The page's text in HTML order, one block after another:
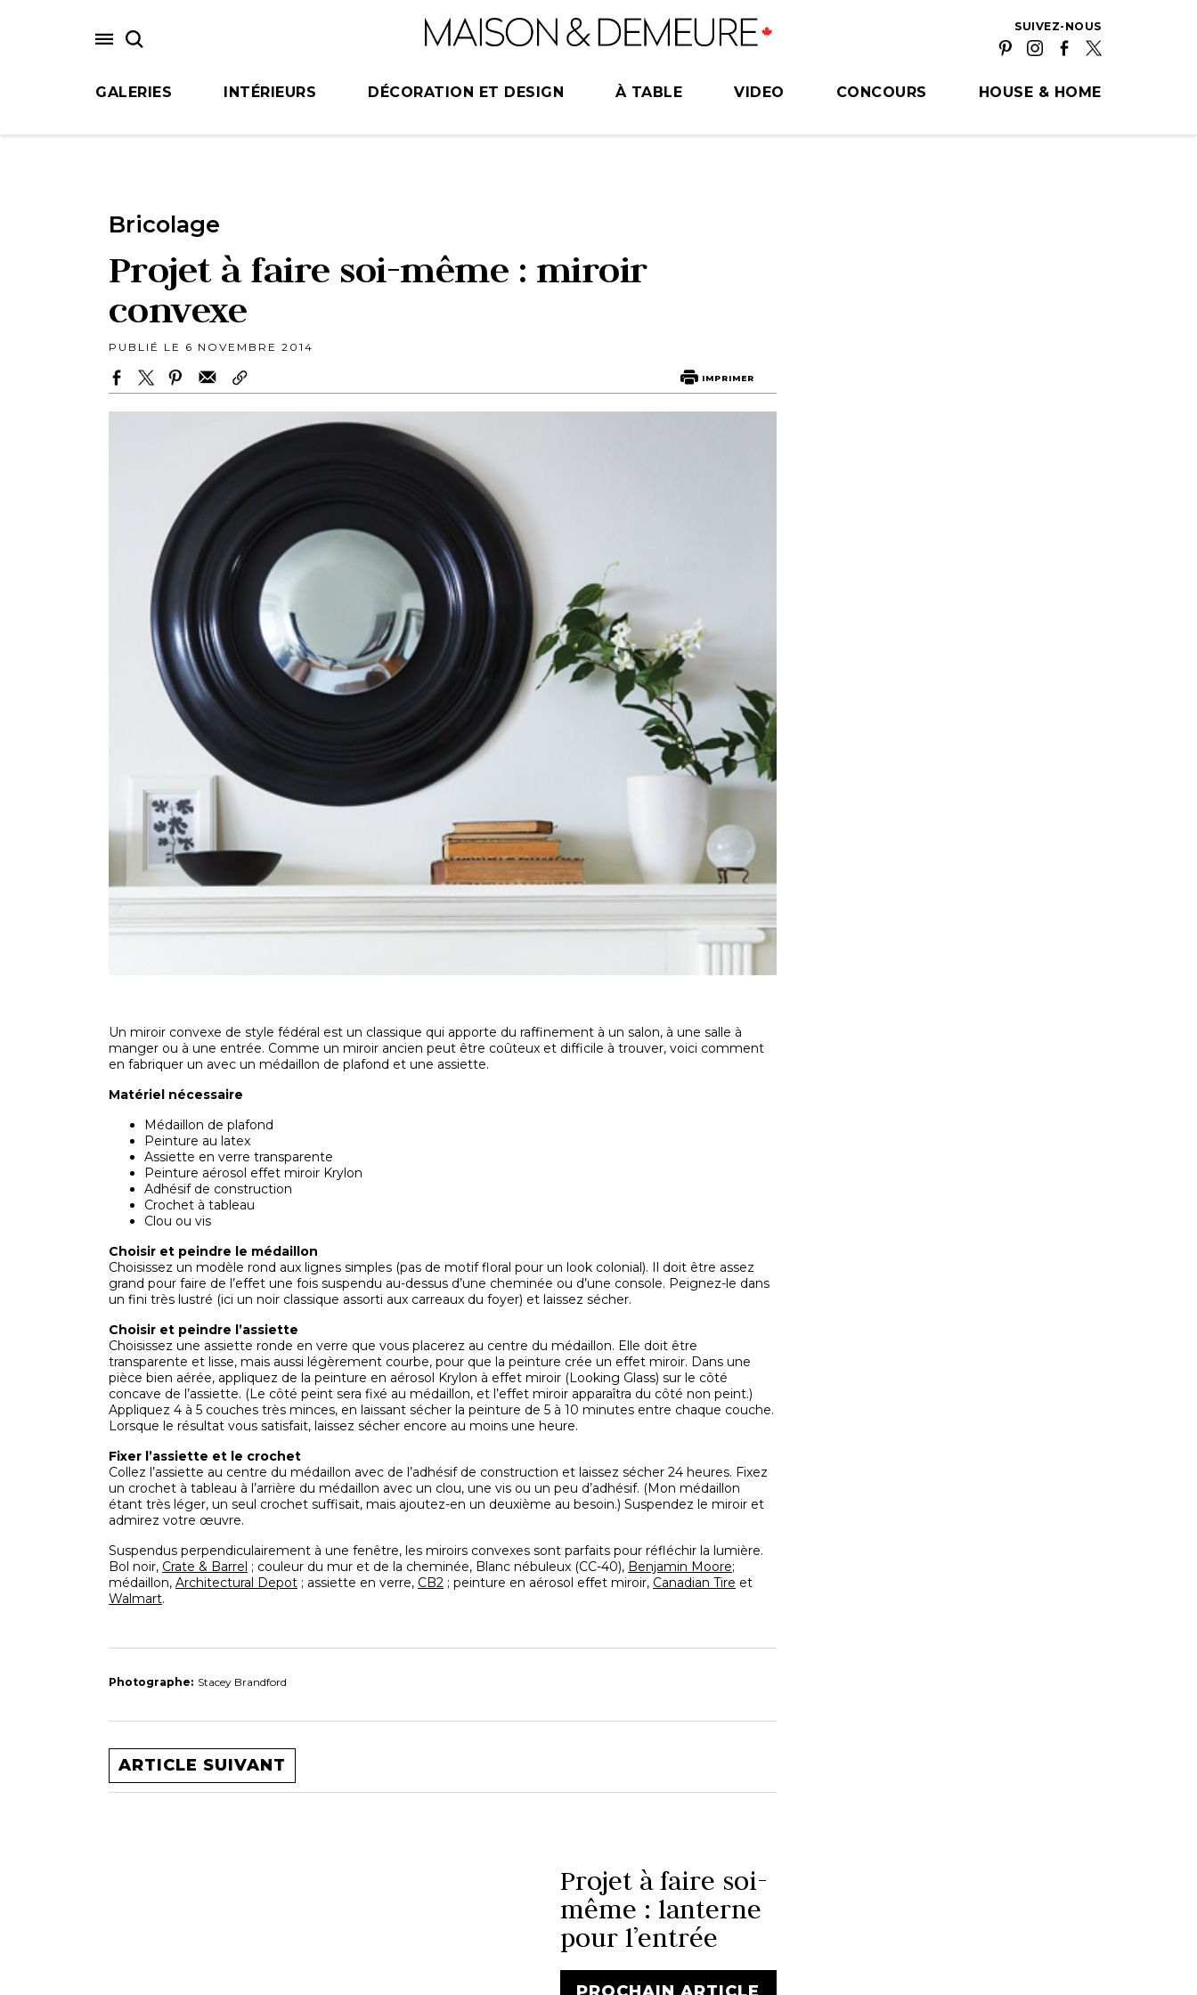
SUIVEZ-NOUS
GALERIES INTÉRIEURS DÉCORATION ET DESIGN À TABLE VIDEO CONCOURS HOUSE & HOME
Bricolage
Projet à faire soi-même : miroir
convexe
PUBLIÉ LE 6 NOVEMBRE 2014
IMPRIMER
Un miroir convexe de style fédéral est un classique qui apporte du raffinement à un salon, à une salle à
manger ou à une entrée. Comme un miroir ancien peut être coûteux et difficile à trouver, voici comment
en fabriquer un avec un médaillon de plafond et une assiette.
Matériel nécessaire
Médaillon de plafond
Peinture au latex
Assiette en verre transparente
Peinture aérosol effet miroir Krylon
Adhésif de construction
Crochet à tableau
Clou ou vis
Choisir et peindre le médaillon
Choisissez un modèle rond aux lignes simples (pas de motif floral pour un look colonial). Il doit être assez
grand pour faire de l’effet une fois suspendu au-dessus d’une cheminée ou d’une console. Peignez-le dans
un fini très lustré (ici un noir classique assorti aux carreaux du foyer) et laissez sécher.
Choisir et peindre l’assiette
Choisissez une assiette ronde en verre que vous placerez au centre du médaillon. Elle doit être
transparente et lisse, mais aussi légèrement courbe, pour que la peinture crée un effet miroir. Dans une
pièce bien aérée, appliquez de la peinture en aérosol Krylon à effet miroir (Looking Glass) sur le côté
concave de l’assiette. (Le côté peint sera fixé au médaillon, et l’effet miroir apparaîtra du côté non peint.)
Appliquez 4 à 5 couches très minces, en laissant sécher la peinture de 5 à 10 minutes entre chaque couche.
Lorsque le résultat vous satisfait, laissez sécher encore au moins une heure.
Fixer l’assiette et le crochet
Collez l’assiette au centre du médaillon avec de l’adhésif de construction et laissez sécher 24 heures. Fixez
un crochet à tableau à l’arrière du médaillon avec un clou, une vis ou un peu d’adhésif. (Mon médaillon
étant très léger, un seul crochet suffisait, mais ajoutez-en un deuxième au besoin.) Suspendez le miroir et
admirez votre œuvre.
Suspendus perpendiculairement à une fenêtre, les miroirs convexes sont parfaits pour réfléchir la lumière.
Bol noir, Crate & Barrel ; couleur du mur et de la cheminée, Blanc nébuleux (CC-40), Benjamin Moore;
médaillon, Architectural Depot ; assiette en verre, CB2 ; peinture en aérosol effet miroir, Canadian Tire et
Walmart.
Photographe: Stacey Brandford
ARTICLE SUIVANT
Projet à faire soi-
même : lanterne
pour l’entrée